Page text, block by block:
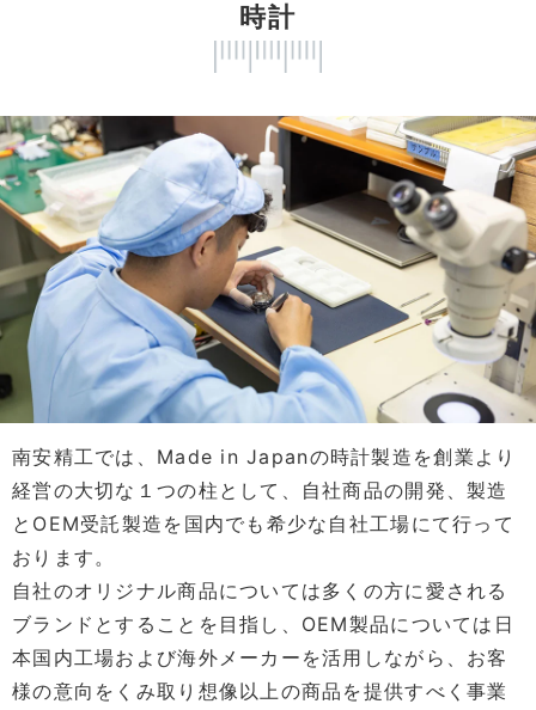
時計
南安精工では、Made in Japanの時計製造を創業より
経営の大切な１つの柱として、自社商品の開発、製造
とOEM受託製造を国内でも希少な自社工場にて行って
おります。
自社のオリジナル商品については多くの方に愛される
ブランドとすることを目指し、OEM製品については日
本国内工場および海外メーカーを活用しながら、お客
様の意向をくみ取り想像以上の商品を提供すべく事業